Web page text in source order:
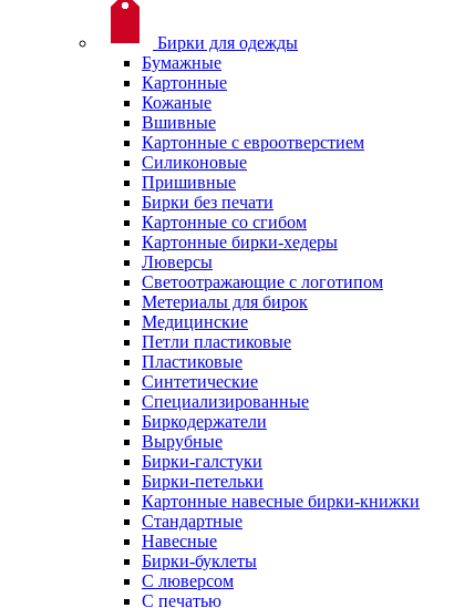
Бирки для одежды
Бумажные
Картонные
Кожаные
Вшивные
Картонные с евроотверстием
Силиконовые
Пришивные
Бирки без печати
Картонные со сгибом
Картонные бирки-хедеры
Люверсы
Светоотражающие с логотипом
Метериалы для бирок
Медицинские
Петли пластиковые
Пластиковые
Синтетические
Специализированные
Биркодержатели
Вырубные
Бирки-галстуки
Бирки-петельки
Картонные навесные бирки-книжки
Стандартные
Навесные
Бирки-буклеты
С люверсом
С печатью